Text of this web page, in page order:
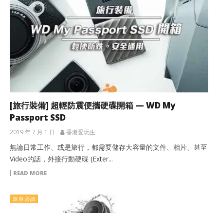
[旅行裝備] 超輕防震便攜硬碟開箱 — WD My
Passport SSD
2019 年 7 月 1 日 香港愛玩生
無論日常工作、或是旅行，都需要儲存大容量的文件、相片、甚至
Video的話，外接行動硬碟 (Exter...
READ MORE
旅遊必讀